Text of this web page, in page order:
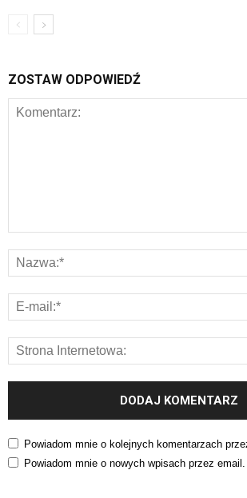
ZOSTAW ODPOWIEDŹ
Powiadom mnie o kolejnych komentarzach
Powiadom mnie o nowych wpisach przez email.